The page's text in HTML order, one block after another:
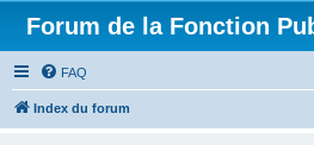
Forum de la Fonction
FAQ
Index du forum